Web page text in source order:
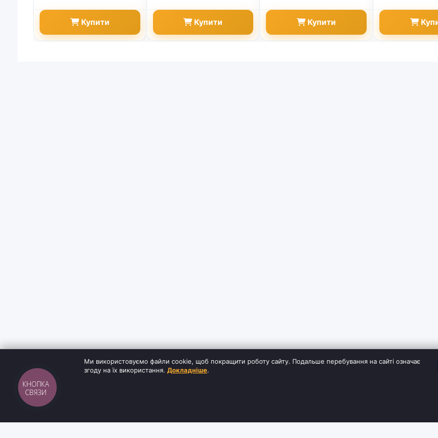
Купити Купити Купити
Ми використовуємо файли cookie, щоб покращити роботу сайту. Подальше перебування на сайті означає
згоду на їх використання. Докладніше.
КНОПКА
СВЯЗИ